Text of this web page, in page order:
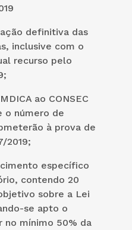
definitiva das
inclusive com o
recurso pelo
ao CONSEC
o número de
à prova de
2019;
específico
contendo 20
sobre a Lei
se apto o
no mínimo 50% da